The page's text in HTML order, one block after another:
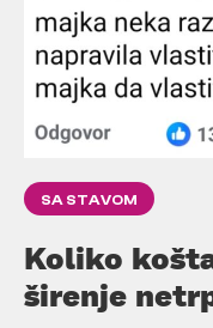
SA STAVOM
Koliko
širenje